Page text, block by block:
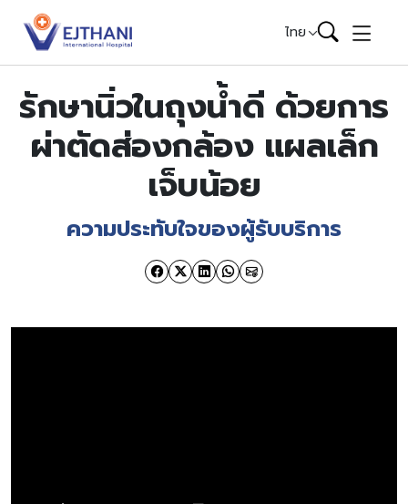
Skip to content
ไทย
รักษานิ่วในถุงน้ำดี ด้วยการ
ผ่าตัดส่องกล้อง แผลเล็ก
เจ็บน้อย
ความประทับใจของผู้รับบริการ